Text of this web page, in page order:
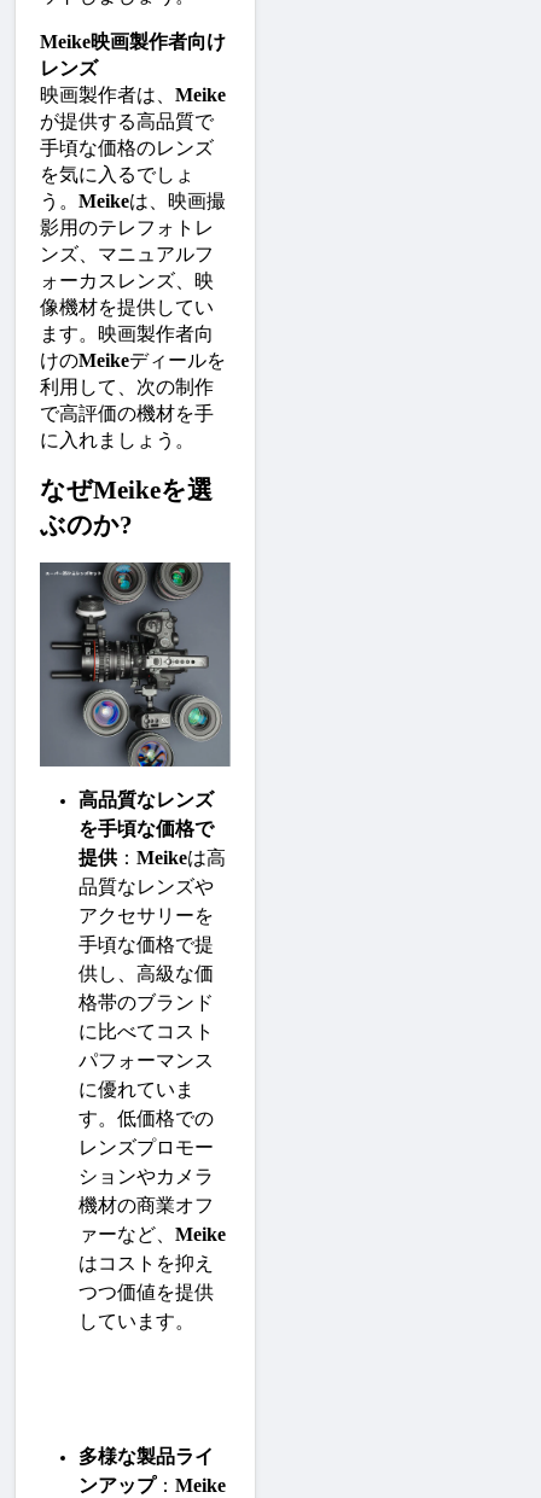
Meike映画製作者向け
レンズ
映画製作者は、 Meike
が提供する高品質で
手頃な価格のレンズ
を気に入るでしょ
う。 Meikeは、映画撮
影用のテレフォトレ
ンズ、マニュアルフ
ォーカスレンズ、映
像機材を提供してい
ます。映画製作者向
けのMeikeディールを
利用して、次の制作
で高評価の機材を手
に入れましょう。
なぜMeikeを選
ぶのか?
高品質なレンズ
を手頃な価格で
提供： Meikeは高
品質なレンズや
アクセサリーを
手頃な価格で提
供し、高級な価
格帯のブランド
に比べてコスト
パフォーマンス
に優れていま
す。低価格での
レンズプロモー
ションやカメラ
機材の商業オフ
ァーなど、 Meike
はコストを抑え
つつ価値を提供
しています。
多様な製品ライ
ンアップ： Meike